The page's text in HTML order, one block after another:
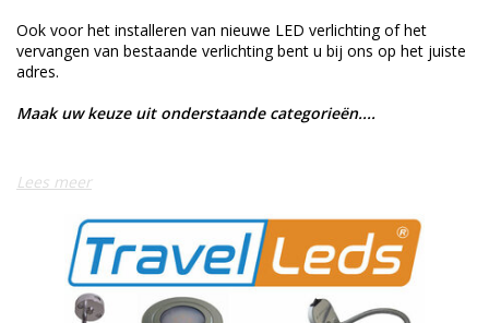
Ook voor het installeren van nieuwe LED verlichting of het
vervangen van bestaande verlichting bent u bij ons op het juiste
adres.
Maak uw keuze uit onderstaande categorieën....
Lees meer